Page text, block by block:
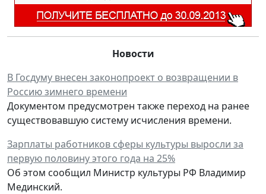
Новости
В Госдуму внесен законопроект о возвращении в
Россию зимнего времени
Документом предусмотрен также переход на ранее
существовавшую систему исчисления времени.
Зарплаты работников сферы культуры выросли за
первую половину этого года на 25%
Об этом сообщил Министр культуры РФ Владимир
Мединский.